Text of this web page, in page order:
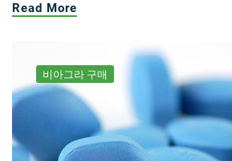
Read More
비아그라 구매